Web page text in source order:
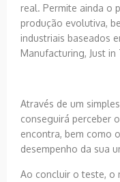
real. Permite ainda o
produção evolutiva,
industriais baseados
Manufacturing, Just in
Através de um
conseguirá perceber
encontra, bem como
desempenho da sua
Ao concluir o teste, o